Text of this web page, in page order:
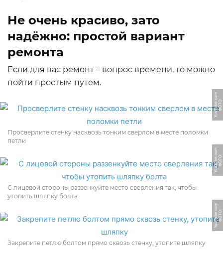
Не очень красиво, зато
надёжно: простой вариант
ремонта
Если для вас ремонт – вопрос времени, то можно
пойти простым путем.
Ф
О
Т
О:
Y
o
u
T
u
b
e.
c
o
m
Просверлите стенку насквозь тонким сверлом в месте поломки
петли
Ф
О
Т
О:
Y
o
u
T
u
b
e.
c
o
m
С лицевой стороны раззенкуйте место сверления так, чтобы
утопить шляпку болта
Ф
О
Т
О:
Y
o
u
T
u
b
e.
c
o
m
Закрепите петлю болтом прямо сквозь стенку, утопите шляпку